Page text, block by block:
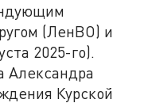
(ЛенВО) и
2025-го).
Александра
Курской